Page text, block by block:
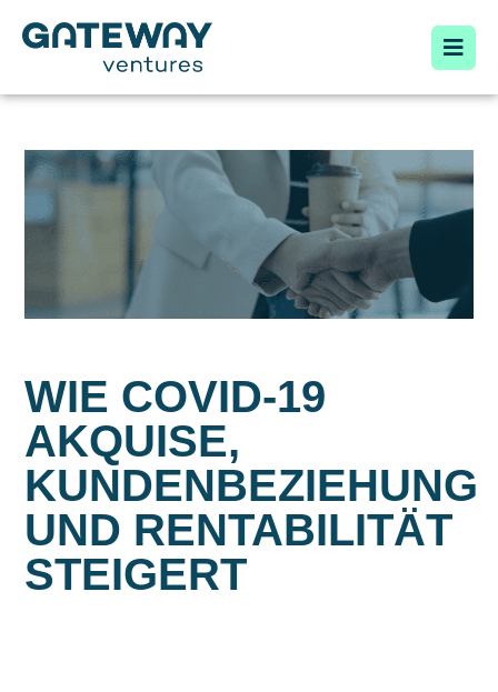
WIE COVID-19
AKQUISE,
KUNDENBEZIEHUNG
UND RENTABILITÄT
STEIGERT